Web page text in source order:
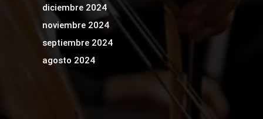
diciembre 2024
noviembre 2024
septiembre 2024
agosto 2024